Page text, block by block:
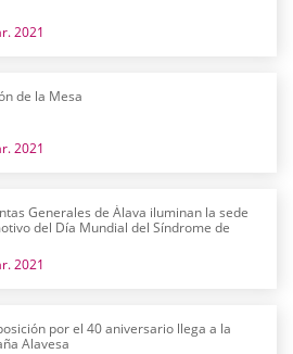
2021
de la Mesa
2021
Generales de Álava iluminan la sede
del Día Mundial del Síndrome de
2021
por el 40 aniversario llega a la
Alavesa